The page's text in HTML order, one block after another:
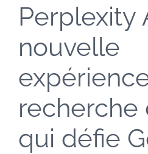
Perplexity
nouvelle
recherche
qui défie